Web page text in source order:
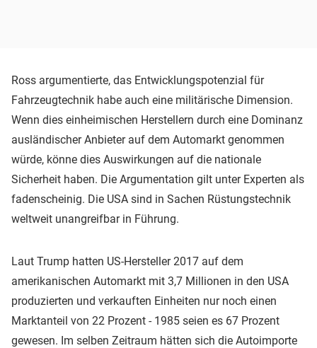
Ross argumentierte, das Entwicklungspotenzial für
Fahrzeugtechnik habe auch eine militärische Dimension.
Wenn dies einheimischen Herstellern durch eine Dominanz
ausländischer Anbieter auf dem Automarkt genommen
würde, könne dies Auswirkungen auf die nationale
Sicherheit haben. Die Argumentation gilt unter Experten als
fadenscheinig. Die USA sind in Sachen Rüstungstechnik
weltweit unangreifbar in Führung.
Laut Trump hatten US-Hersteller 2017 auf dem
amerikanischen Automarkt mit 3,7 Millionen in den USA
produzierten und verkauften Einheiten nur noch einen
Marktanteil von 22 Prozent - 1985 seien es 67 Prozent
gewesen. Im selben Zeitraum hätten sich die Autoimporte